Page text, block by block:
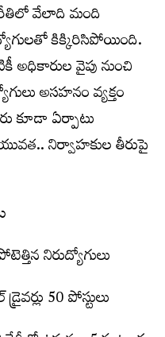
రీతిలో వేలాది మంది
కిక్కిరిసిపోయింది.
అధికారుల వైపు నుంచి
అసహనం వ్యక్తం
కూడా ఏర్పాటు
నిర్వాహకుల తీరుపై
నిరుద్యోగులు
50 పోస్టులు